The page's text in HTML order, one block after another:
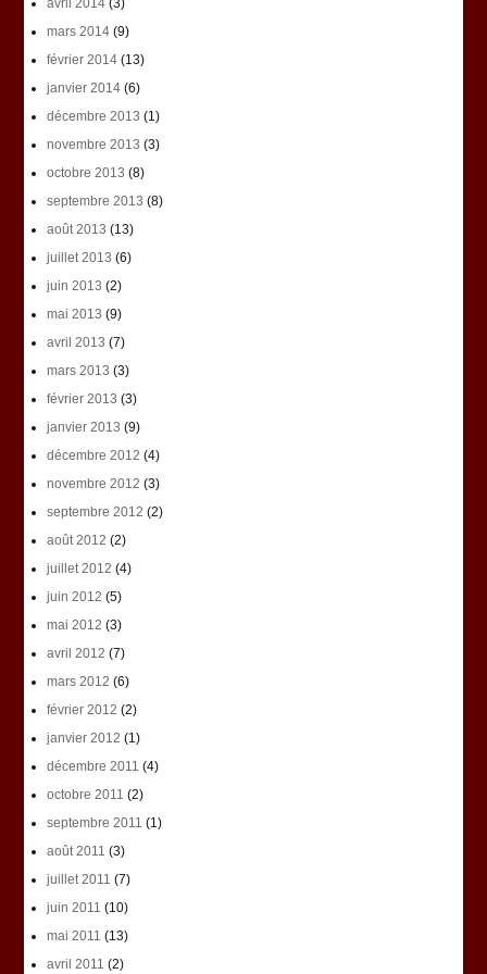
avril 2014(3)
mars 2014(9)
février 2014(13)
janvier 2014(6)
décembre 2013 (1)
novembre 2013 (3)
octobre 2013 (8)
septembre 2013 (8)
août 2013 (13)
juillet 2013 (6)
juin 2013 (2)
mai 2013 (9)
avril 2013 (7)
mars 2013 (3)
février 2013 (3)
janvier 2013 (9)
décembre 2012 (4)
novembre 2012 (3)
septembre 2012 (2)
août 2012 (2)
juillet 2012 (4)
juin 2012 (5)
mai 2012 (3)
avril 2012 (7)
mars 2012 (6)
février 2012 (2)
janvier 2012 (1)
décembre 2011 (4)
octobre 2011 (2)
septembre 2011 (1)
août 2011 (3)
juillet 2011 (7)
juin 2011 (10)
mai 2011 (13)
avril 2011 (2)